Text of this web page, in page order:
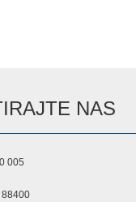
NAS
005
88400